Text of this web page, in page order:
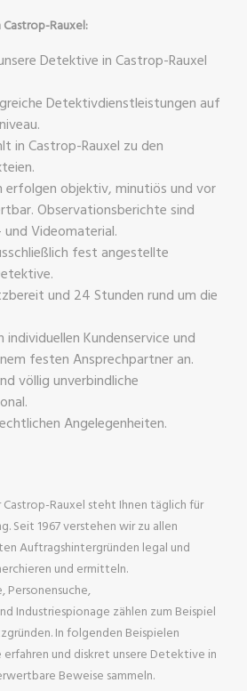
Rauxel:
Detektive in Castrop-Rauxel
Detektivdienstleistungen auf
in Castrop-Rauxel zu den
objektiv, minutiös und vor
Observationsberichte sind
Videomaterial.
fest angestellte
und 24 Stunden rund um die
individuellen Kundenservice und
festen Ansprechpartner an.
völlig unverbindliche
Angelegenheiten.
Rauxel steht Ihnen täglich für
Seit 1967 verstehen wir zu allen
Auftragshintergründen legal und
und ermitteln.
Personensuche,
Industriespionage zählen zum Beispiel
In folgenden Beispielen
und diskret unsere Detektive in
Beweise sammeln.